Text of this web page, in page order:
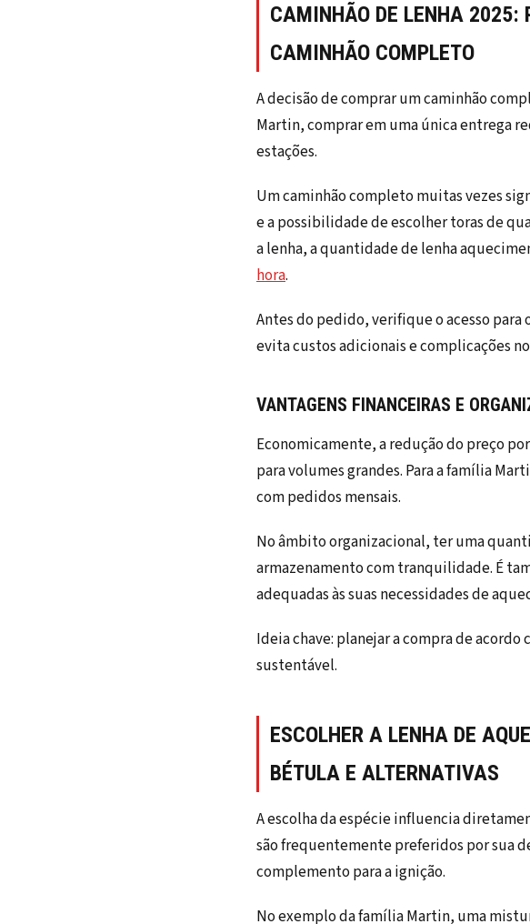
CAMINHÃO DE LENHA 2025:
CAMINHÃO COMPLETO
A decisão de comprar um caminhão
Martin, comprar em uma única entrega
estações.
Um caminhão completo muitas vezes
e a possibilidade de escolher toras de
a lenha, a quantidade de lenha
hora.
Antes do pedido, verifique o acesso para
evita custos adicionais e complicações
VANTAGENS FINANCEIRAS E
Economicamente, a redução do preço
para volumes grandes. Para a família
com pedidos mensais.
No âmbito organizacional, ter uma
armazenamento com tranquilidade. É
adequadas às suas necessidades de
Ideia chave: planejar a compra de
sustentável.
ESCOLHER A LENHA DE
BÉTULA E ALTERNATIVAS
A escolha da espécie influencia
são frequentemente preferidos por sua
complemento para a ignição.
No exemplo da família Martin, uma